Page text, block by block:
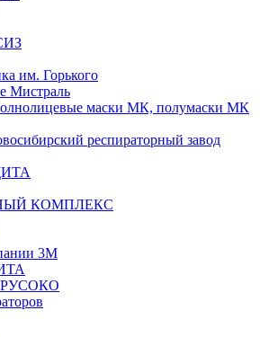
им. Горького
Мистраль
маски МК, полумаски МК
респираторный завод
КОМПЛЕКС
3M
РУСОКО